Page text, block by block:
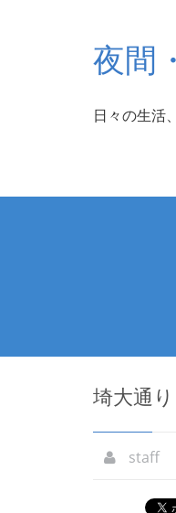
夜間
日々の生活
埼大通
staff